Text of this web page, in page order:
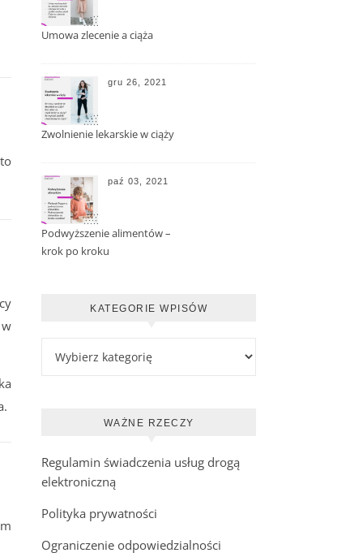
Umowa zlecenie a ciąża
gru 26, 2021
Zwolnienie lekarskie w ciąży
paź 03, 2021
Podwyższenie alimentów –
krok po kroku
KATEGORIE WPISÓW
WAŻNE RZECZY
Regulamin świadczenia usług drogą
elektroniczną
Polityka prywatności
Ograniczenie odpowiedzialności